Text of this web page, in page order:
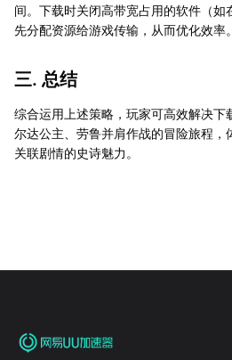
间。下载时关闭高带宽占用的软件（
先分配资源给游戏传输，从而优化效率。
三. 总结
综合运用上述策略，玩家可高效解决下
尔达公主、劳鲁并肩作战的冒险旅程，
关联剧情的史诗魅力。